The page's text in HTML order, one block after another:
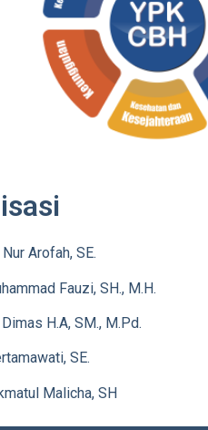
Arofah, SE.
Fauzi, SH., M.H.
H.A, SM., M.Pd.
SE.
Malicha, SH